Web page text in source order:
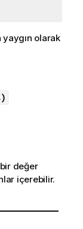
olarak
)
değer
içerebilir.